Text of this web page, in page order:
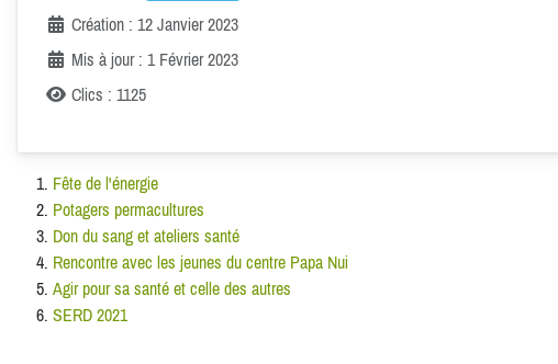
Création : 12 Janvier 2023
Mis à jour : 1 Février 2023
Clics : 1125
Fête de l'énergie
Potagers permacultures
Don du sang et ateliers santé
Rencontre avec les jeunes du centre Papa Nui
Agir pour sa santé et celle des autres
SERD 2021